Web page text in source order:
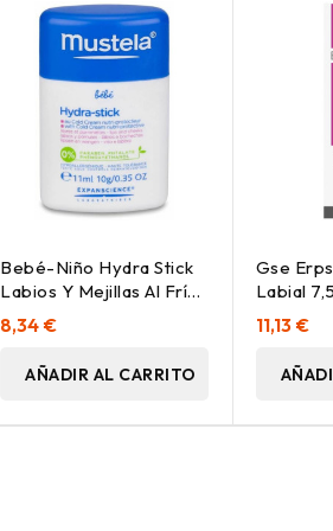
Bebé-Niño Hydra Stick
Labios Y Mejillas Al Frío
9,2 Gr
8,34 €
AÑADIR AL CARRITO
Gse
Labial
11,13 €